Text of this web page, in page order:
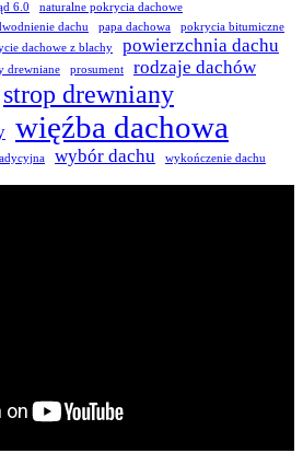
6.0
naturalne pokrycia dachowe
dachu papa dachowa pokrycia bitumiczne
dachowe z blachy powierzchnia dachu
drewniane prosument
rodzaje dachów
strop drewniany
więźba dachowa
wybór dachu wykończenie dachu